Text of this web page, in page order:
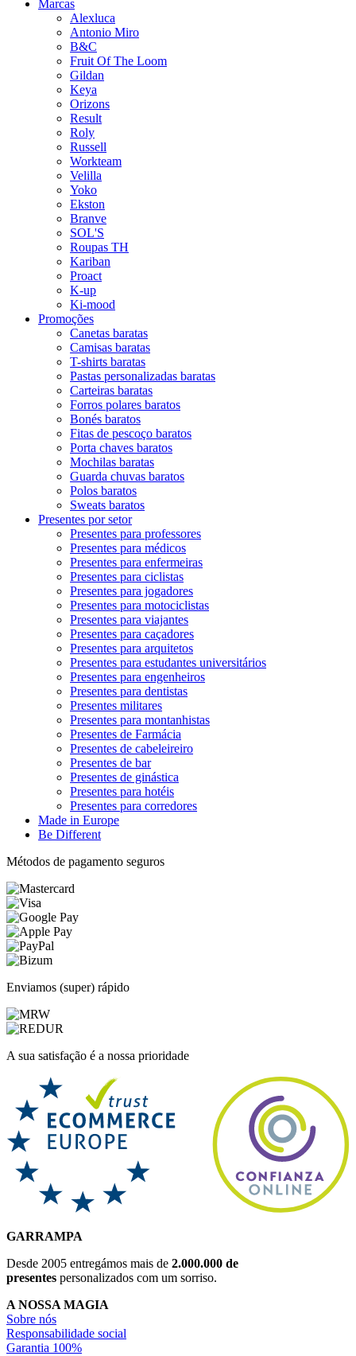
Marcas
Alexluca
Antonio Miro
B&C
Fruit Of The Loom
Gildan
Keya
Orizons
Result
Roly
Russell
Workteam
Velilla
Yoko
Ekston
Branve
SOL'S
Roupas TH
Kariban
Proact
K-up
Ki-mood
Promoções
Canetas baratas
Camisas baratas
T-shirts baratas
Pastas personalizadas baratas
Carteiras baratas
Forros polares baratos
Bonés baratos
Fitas de pescoço baratos
Porta chaves baratos
Mochilas baratas
Guarda chuvas baratos
Polos baratos
Sweats baratos
Presentes por setor
Presentes para professores
Presentes para médicos
Presentes para enfermeiras
Presentes para ciclistas
Presentes para jogadores
Presentes para motociclistas
Presentes para viajantes
Presentes para caçadores
Presentes para arquitetos
Presentes para estudantes universitários
Presentes para engenheiros
Presentes para dentistas
Presentes militares
Presentes para montanhistas
Presentes de Farmácia
Presentes de cabeleireiro
Presentes de bar
Presentes de ginástica
Presentes para hotéis
Presentes para corredores
Made in Europe
Be Different
Métodos de pagamento seguros
Enviamos (super) rápido
A sua satisfação é a nossa prioridade
GARRAMPA
Desde 2005 entregámos mais de 2.000.000 de
presentes personalizados com um sorriso.
A NOSSA MAGIA
Sobre nós
Responsabilidade social
Garantia 100%